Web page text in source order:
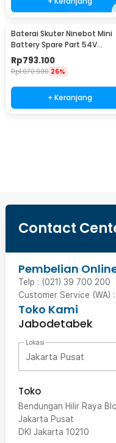
Baterai Skuter Ninebot Mini
Battery Spare Part 54V
4900mAh
Rp793.100
Rp1.070.900 26%
+ Keranjang
Contact
Pembelian
Telp : (021) 39 700 200
Customer Service (WA) :
Toko Kami
Jabodetabek
Lokasi
Jakarta Pusat
Toko
Bendungan Hilir Raya
Jakarta Pusat
DKI Jakarta 10210